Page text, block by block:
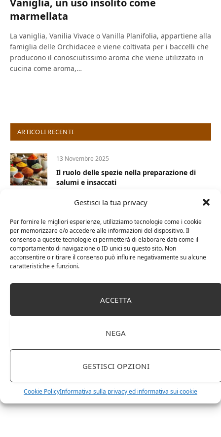
Gestisci la tua privacy
Per fornire le migliori esperienze, utilizziamo tecnologie come i cookie
per memorizzare e/o accedere alle informazioni del dispositivo. Il
consenso a queste tecnologie ci permetterà di elaborare dati come il
comportamento di navigazione o ID unici su questo sito. Non
acconsentire o ritirare il consenso può influire negativamente su alcune
caratteristiche e funzioni.
ACCETTA
NEGA
GESTISCI OPZIONI
Cookie PolicyInformativa sulla privacy ed informativa sui cookie
Vaniglia, un uso insolito come
marmellata
La vaniglia, Vanilia Vivace o Vanilla Planifolia, appartiene alla
famiglia delle Orchidacee e viene coltivata per i baccelli che
producono il conosciutissimo aroma che viene utilizzato in
cucina come aroma,…
ARTICOLI RECENTI
13 Novembre 2025
Il ruolo delle spezie nella preparazione di
salumi e insaccati
Il cumino
4 Maggio 2023
Ajowan
1 Dicembre 2022
Curcumina: tutte le proprietà e i benefici per
Le spezie in cucina: 3 libri imperdibili